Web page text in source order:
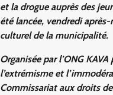
et la drogue auprès des
été lancée, vendredi
culturel de la municipalité.
Organisée par l’ONG
l’extrémisme et
Commissariat aux droits